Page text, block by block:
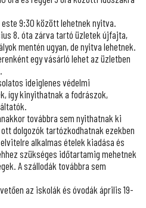
9:30 között lehetnek nyitva.
8. óta zárva tartó üzletek újfajta,
mentén ugyan, de nyitva lehetnek.
egy vásárló lehet az üzletben
ideiglenes védelmi
így kinyithatnak a fodrászok,
továbbra sem nyithatnak ki
dolgozók tartózkodhatnak ezekben
alkalmas ételek kiadása és
szükséges időtartamig mehetnek
A szállodák továbbra sem
az iskolák és óvodák április 19-